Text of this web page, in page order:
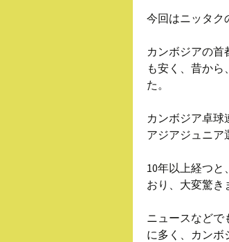
今回はニッタク
カンボジアの首
も安く、昔か
た。
カンボジア卓球
アジアジュニア
10年以上経つ
おり、大変驚き
ニュースなどで
に多く、カンボ